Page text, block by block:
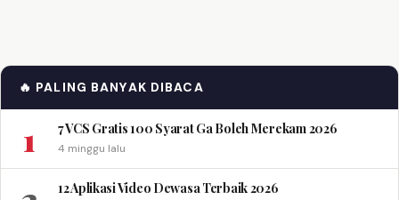
🔥 PALING BANYAK DIBACA
1 7 VCS Gratis 100 Syarat Ga Boleh Merekam 2026
4 minggu lalu
12 Aplikasi Video Dewasa Terbaik 2026